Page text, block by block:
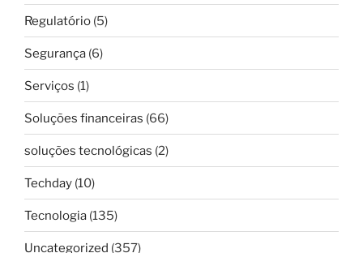
Regulatório (5)
Segurança (6)
Serviços (1)
Soluções financeiras (66)
soluções tecnológicas (2)
Techday (10)
Tecnologia (135)
Uncategorized (357)